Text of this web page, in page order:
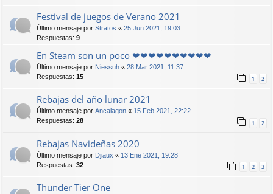
Festival de juegos de Verano 2021
Último mensaje por Stratos « 25 Jun 2021, 19:03
Respuestas: 9
En Steam son un poco ❤❤❤❤❤❤❤❤❤❤
Último mensaje por Niessuh « 28 Mar 2021, 11:37
Respuestas: 15 1 2
Rebajas del año lunar 2021
Último mensaje por Ancalagon « 15 Feb 2021, 22:22
Respuestas: 28 1 2
Rebajas Navideñas 2020
Último mensaje por Djiaux « 13 Ene 2021, 19:28
Respuestas: 32 1 2 3
Thunder Tier One